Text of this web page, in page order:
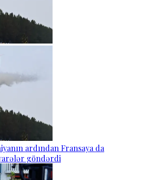
ardından Fransaya da
göndərdi